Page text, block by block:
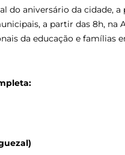
do aniversário da cidade,
a partir das 8h,
da educação e famílias